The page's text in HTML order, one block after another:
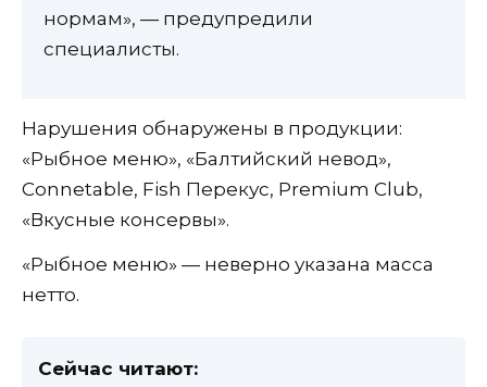
нормам», — предупредили
специалисты.
Нарушения обнаружены в продукции:
«Рыбное меню», «Балтийский невод»,
Connetable, Fish Перекус, Premium Club,
«Вкусные консервы».
«Рыбное меню» — неверно указана масса
нетто.
Сейчас читают: